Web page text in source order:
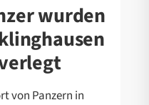
wurden
von Panzern in